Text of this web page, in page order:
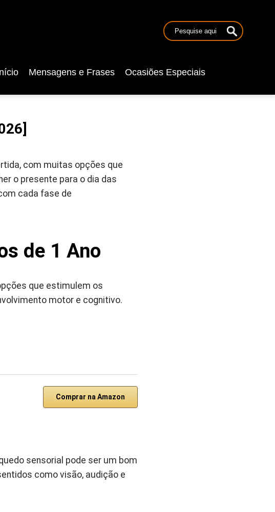
Mensagens e Frases Ocasiões Especiais
com muitas opções que
o presente para o dia das
cada fase de
de 1 Ano
que estimulem os
motor e cognitivo.
Comprar na Amazon
sensorial pode ser um bom
como visão, audição e